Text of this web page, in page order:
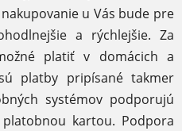
u Vás bude pre
a rýchlejšie. Za
platiť v domácich a
platby pripísané takmer
systémov podporujú
kartou. Podpora